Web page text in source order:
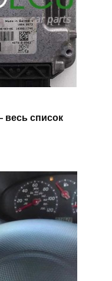
список